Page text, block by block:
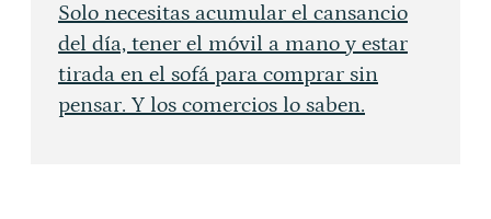
Solo necesitas acumular el cansancio
del día, tener el móvil a mano y estar
tirada en el sofá para comprar sin
pensar. Y los comercios lo saben.